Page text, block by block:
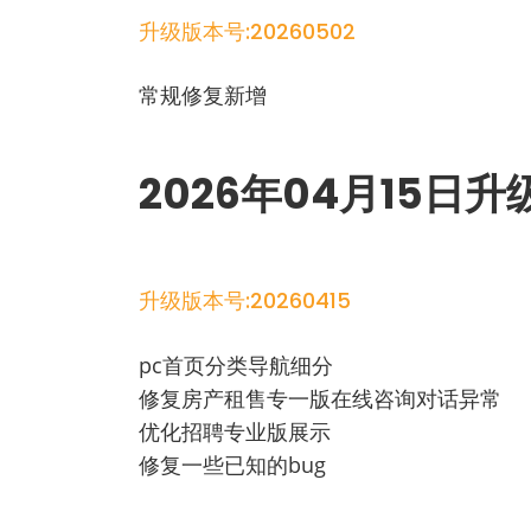
升级版本号:20260502
常规修复新增
2026年04月15日升
升级版本号:20260415
pc首页分类导航细分
修复房产租售专一版在线咨询对话异常
优化招聘专业版展示
修复一些已知的bug